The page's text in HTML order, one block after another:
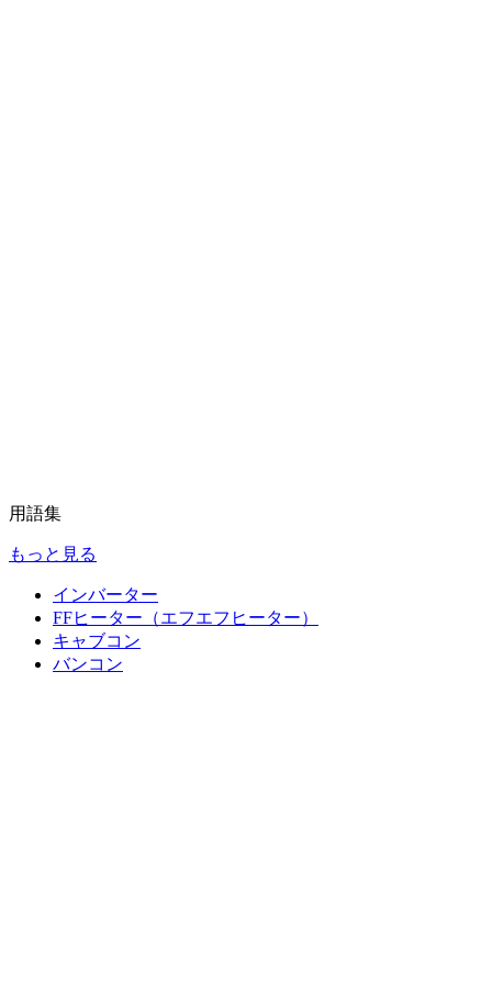
用語集
もっと見る
インバーター
FFヒーター（エフエフヒーター）
キャブコン
バンコン